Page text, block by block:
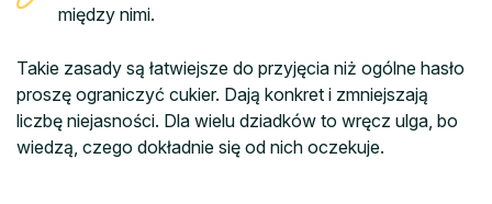
między nimi.
Takie zasady są łatwiejsze do przyjęcia niż ogólne hasło
proszę ograniczyć cukier. Dają konkret i zmniejszają
liczbę niejasności. Dla wielu dziadków to wręcz ulga, bo
wiedzą, czego dokładnie się od nich oczekuje.